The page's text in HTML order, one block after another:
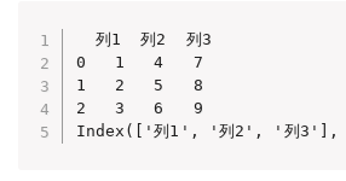
  列1  列2  列3
0   1   4   7
1   2   5   8
2   3   6   9